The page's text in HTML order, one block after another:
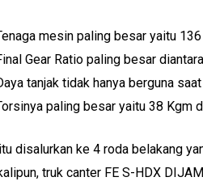
mesin paling besar yaitu
Gear Ratio paling besar
tanjak tidak hanya berguna
paling besar yaitu 38 Kgm
disalurkan ke 4 roda belakang
truk canter FE S-HDX